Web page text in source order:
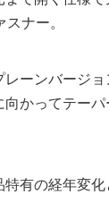
スナー。
レーンバージ
向かってテー
有の経年変